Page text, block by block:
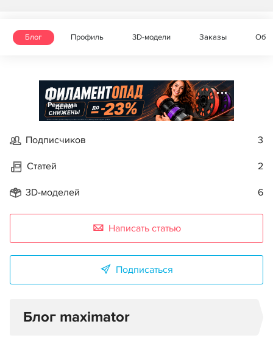
Блог Профиль 3D-модели Заказы
Реклама
Подписчиков 3
Статей 2
3D-моделей 6
Написать статью
Подписаться
Блог maximator